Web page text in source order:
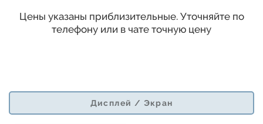
Цены указаны приблизительные. Уточняйте по
телефону или в чате точную цену
Дисплей / Экран